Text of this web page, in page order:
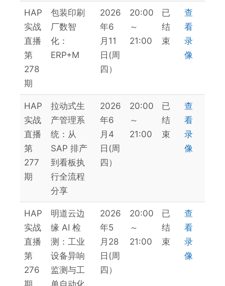
HAP
实战
直播
第
278
期
包装印刷
厂数智
化：
ERP+M
2026
年6
月11
日(周
四）
20:00
～
21:00
已
结
束
查
看
录
像
HAP
实战
直播
第
277
期
拉动式生
产管理系
统：从
SAP 排产
到看板执
行全流程
分享
2026
年6
月4
日(周
四）
20:00
～
21:00
已
结
束
查
看
录
像
HAP
实战
直播
第
276
明道云边
缘 AI 检
测：工业
设备异响
监测与工
2026
年5
月28
日(周
四）
20:00
～
21:00
已
结
束
查
看
录
像